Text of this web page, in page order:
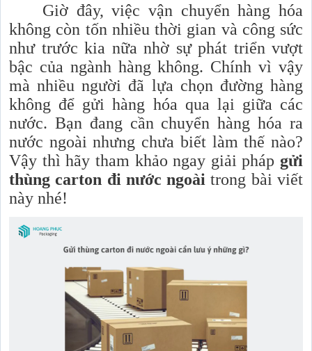
Giờ đây, việc vận chuyển hàng hóa
không còn tốn nhiều thời gian và công sức
như trước kia nữa nhờ sự phát triển vượt
bậc của ngành hàng không. Chính vì vậy
mà nhiều người đã lựa chọn đường hàng
không để gửi hàng hóa qua lại giữa các
nước. Bạn đang cần chuyển hàng hóa ra
nước ngoài nhưng chưa biết làm thế nào?
Vậy thì hãy tham khảo ngay giải pháp gửi
thùng carton đi nước ngoàitrong bài viết
này nhé!